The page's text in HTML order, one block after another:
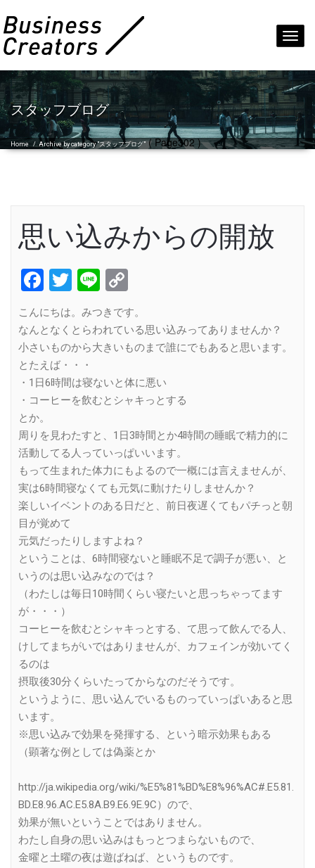
スタッフブログ
Home /Archive by category "スタッフブログ"( Page302 )
思い込みからの開放
Facebook
Twitter
Line
Link
こんにちは。みつきです。
なんとなくとらわれている思い込みってありませんか？
小さいものから大きいものまで誰にでもあると思います。
とたえば・・・
・1日6時間は寝ないと体に悪い
・コーヒーを飲むとシャキっとする
とか。
周りを見わたすと、1日3時間とか4時間の睡眠で精力的に
活動してる人っていっぱいいます。
もって生まれた体力にもよるので一概には言えませんが、
実は6時間寝なくても元気に動けたりしませんか？
楽しいイベントのある日だと、前日夜遅くてもパチっと朝
目が覚めて
元気だったりしますよね？
ということは、6時間寝ないと睡眠不足で調子が悪い、と
いうのは思い込みなのでは？
（わたしは毎日10時間くらい寝たいと思っちゃってます
が・・・）
コーヒーを飲むとシャキっとする、て思って飲んでる人、
けしてまちがいではありませんが、カフェインが効いてく
るのは
摂取後30分くらいたってからなのだそうです。
というように、思い込んでいるものっていっぱいあると思
います。
※思い込みで効果を発揮する、という暗示効果もある
（顕著な例としては偽薬とか
http://ja.wikipedia.org/wiki/%E5%81%BD%E8%96%AC#.E5.81.
BD.E8.96.AC.E5.8A.B9.E6.9E.9C）ので、
効果が無いということではありません。
わたし自身の思い込みはもっとつまらないもので、
金曜と土曜の夜は遊ばねば、というものです。